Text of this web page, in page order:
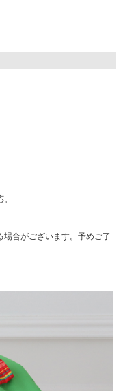
合がございます。予めご了